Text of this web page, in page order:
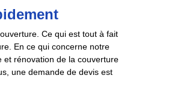
Ce qui est tout à fait
En ce qui concerne notre
et rénovation de la couverture
une demande de devis est